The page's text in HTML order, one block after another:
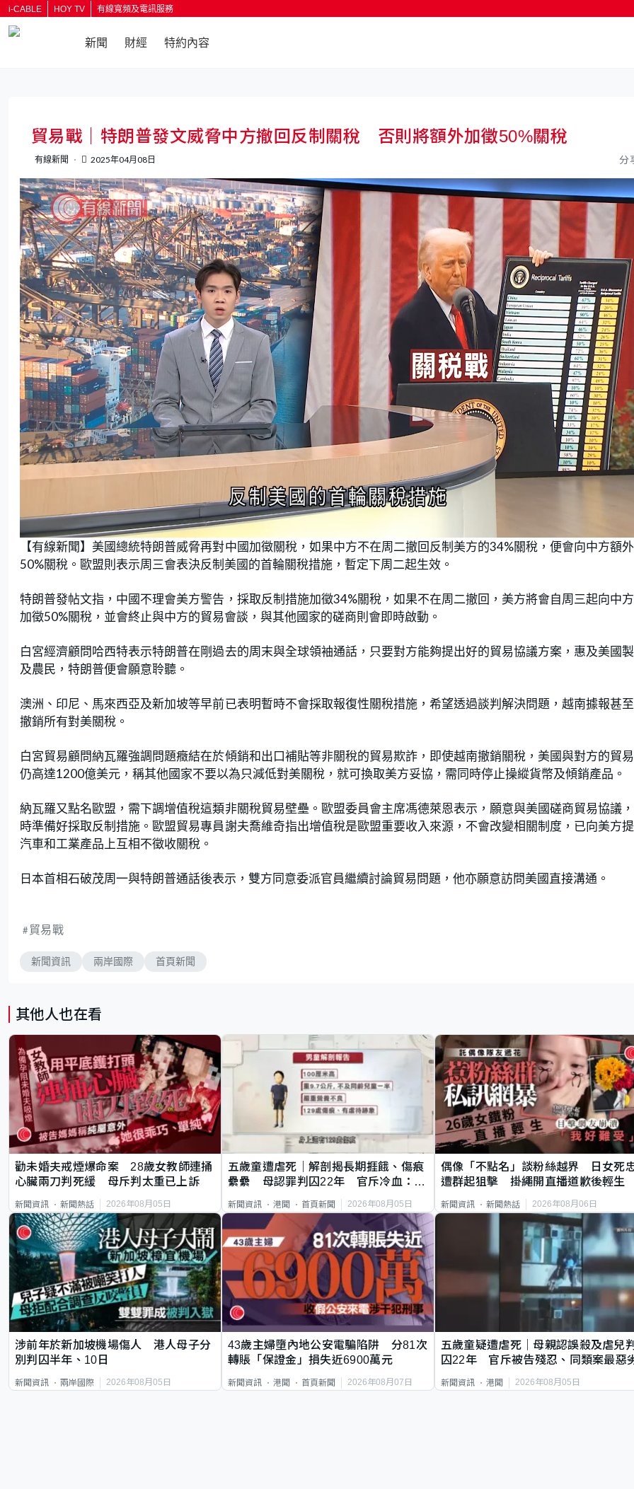
i-CABLE HOY TV 有線寬頻及電訊服務
新聞 財經 特約內容
貿易戰｜特朗普發文威脅中方撤回反制關稅 否則將額外加徵50%關稅
有線新聞 2025年04月08日 分
U
n
m
u
t
e
L
o
a
d
d
.
7
4
%
【有線新聞】美國總統特朗普威脅再對中國加徵關稅，如果中方不在周二撤回反制美方的34%關稅，便會向中方額
50%關稅。歐盟則表示周三會表決反制美國的首輪關稅措施，暫定下周二起生效。
特朗普發帖文指，中國不理會美方警告，採取反制措施加徵34%關稅，如果不在周二撤回，美方將會自周三起向中
加徵50%關稅，並會終止與中方的貿易會談，與其他國家的磋商則會即時啟動。
白宮經濟顧問哈西特表示特朗普在剛過去的周末與全球領袖通話，只要對方能夠提出好的貿易協議方案，惠及美國
及農民，特朗普便會願意聆聽。
澳洲、印尼、馬來西亞及新加坡等早前已表明暫時不會採取報復性關稅措施，希望透過談判解決問題，越南據報甚
撤銷所有對美關稅。
白宮貿易顧問納瓦羅強調問題癥結在於傾銷和出口補貼等非關稅的貿易欺詐，即使越南撤銷關稅，美國與對方的貿
仍高達1200億美元，稱其他國家不要以為只減低對美關稅，就可換取美方妥協，需同時停止操縱貨幣及傾銷產品。
納瓦羅又點名歐盟，需下調增值稅這類非關稅貿易壁壘。歐盟委員會主席馮德萊恩表示，願意與美國磋商貿易協議
時準備好採取反制措施。歐盟貿易專員謝夫喬維奇指出增值稅是歐盟重要收入來源，不會改變相關制度，已向美方
汽車和工業產品上互相不徵收關稅。
日本首相石破茂周一與特朗普通話後表示，雙方同意委派官員繼續討論貿易問題，他亦願意訪問美國直接溝通。
貿易戰
新聞資訊 兩岸國際 首頁新聞
其他人也在看
勸未婚夫戒煙爆命案 28歲女教師連捅
心臟兩刀判死緩 母斥判太重已上訴
新聞資訊 新聞熱話 2026年08月05日
五歲童遭虐死｜解剖揭長期捱餓、傷痕
纍纍 母認罪判囚22年 官斥冷血：同
新聞資訊 港聞 首頁新聞 2026年08月05日
偶像「不點名」談粉絲越界 日女死
遭群起狙擊 掛繩開直播道歉後輕生
新聞資訊 新聞熱話 2026年08月06日
涉前年於新加坡機場傷人 港人母子分
別判囚半年、10日
新聞資訊 兩岸國際 2026年08月05日
43歲主婦墮內地公安電騙陷阱 分81次
轉賬「保證金」損失近6900萬元
新聞資訊 港聞 首頁新聞 2026年08月07日
五歲童疑遭虐死｜母親認誤殺及虐兒
囚22年 官斥被告殘忍、同類案最惡
新聞資訊 港聞 2026年08月05日